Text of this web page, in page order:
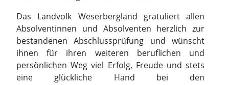
Das Landvolk Weserbergland gratuliert allen
Absolventinnen und Absolventen herzlich zur
bestandenen Abschlussprüfung und wünscht
ihnen für ihren weiteren beruflichen und
persönlichen Weg viel Erfolg, Freude und stets
eine glückliche Hand bei den